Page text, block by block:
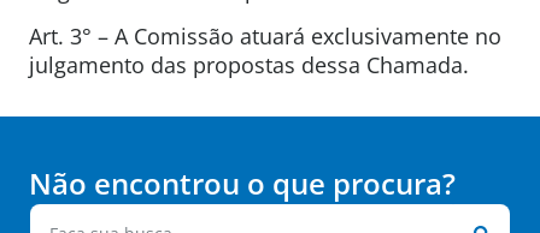
Art. 3° – A Comissão atuará exclusivamente no
julgamento das propostas dessa Chamada.
Não encontrou o que procura?